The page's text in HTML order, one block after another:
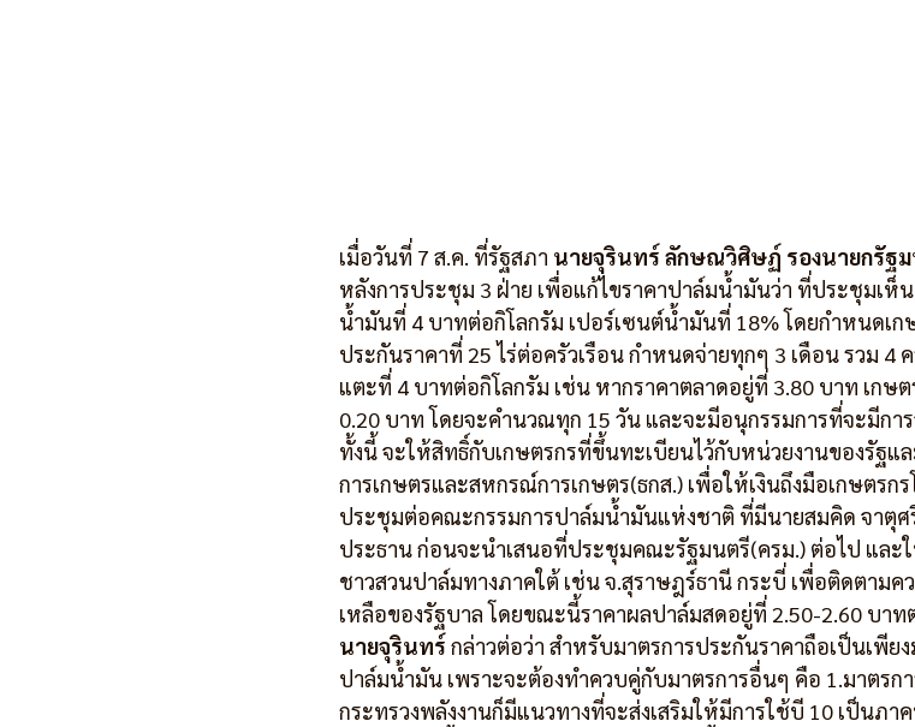
เมื่อวันที่ 7 ส.ค. ที่รัฐสภา นายจุรินทร์ ลักษณวิศิษฏ์ รองนายกรัฐ
หลังการประชุม 3 ฝ่าย เพื่อแก้ไขราคาปาล์มน้ำมันว่า ที่ประชุมเ
น้ำมันที่ 4 บาทต่อกิโลกรัม เปอร์เซนต์น้ำมันที่ 18% โดยกำหนดเก
ประกันราคาที่ 25 ไร่ต่อครัวเรือน กำหนดจ่ายทุกๆ 3 เดือน รวม 4
แตะที่ 4 บาทต่อกิโลกรัม เช่น หากราคาตลาดอยู่ที่ 3.80 บาท เกษต
0.20 บาท โดยจะคำนวณทุก 15 วัน และจะมีอนุกรรมการที่จะมีก
ทั้งนี้ จะให้สิทธิ์กับเกษตรกรที่ขึ้นทะเบียนไว้กับหน่วยงานของรัฐแ
การเกษตรและสหกรณ์การเกษตร(ธกส.) เพื่อให้เงินถึงมือเกษตรก
ประชุมต่อคณะกรรมการปาล์มน้ำมันแห่งชาติ ที่มีนายสมคิด จาตุ
ประธาน ก่อนจะนำเสนอที่ประชุมคณะรัฐมนตรี(ครม.) ต่อไป และ
ชาวสวนปาล์มทางภาคใต้ เช่น จ.สุราษฎร์ธานี กระบี่ เพื่อติดตาม
เหลือของรัฐบาล โดยขณะนี้ราคาผลปาล์มสดอยู่ที่ 2.50-2.60 บาท
นายจุรินทร์ กล่าวต่อว่า สำหรับมาตรการประกันราคาถือเป็นเพี
ปาล์มน้ำมัน เพราะจะต้องทำควบคู่กับมาตรการอื่นๆ คือ 1.มาตรก
กระทรวงพลังงานก็มีแนวทางที่จะส่งเสริมให้มีการใช้บี 10 เป็นภ